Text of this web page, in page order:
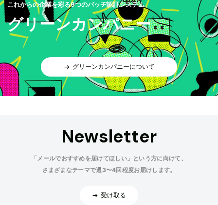
これからの企業を彩る9つのバッヂ認証システム
グリーンカンパニー
グリーンカンパニーについて
Newsletter
「メールでおすすめを届けてほしい」という方に向けて、
さまざまなテーマで週3〜4回程度お届けします。
受け取る